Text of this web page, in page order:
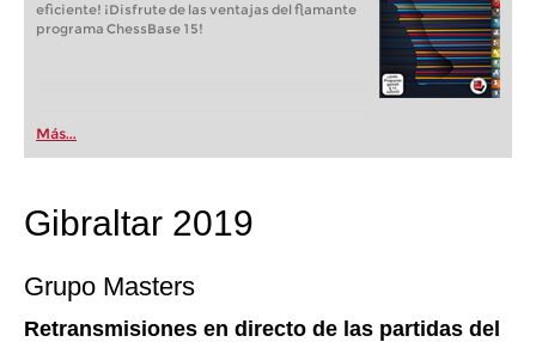
eficiente! ¡Disfrute de las ventajas del flamante
programa ChessBase 15!
Más...
Gibraltar 2019
Grupo Masters
Retransmisiones en directo de las partidas del